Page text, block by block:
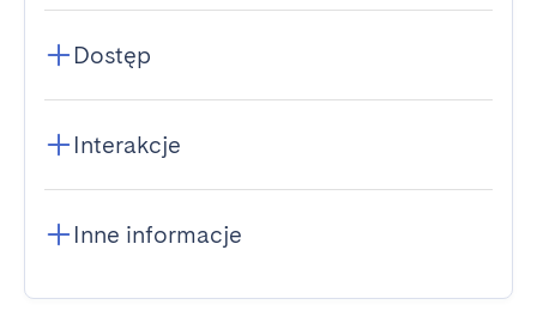
Dostęp
Interakcje
Inne informacje